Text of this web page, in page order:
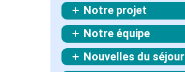
Notre projet
Notre équipe
Nouvelles du séjour